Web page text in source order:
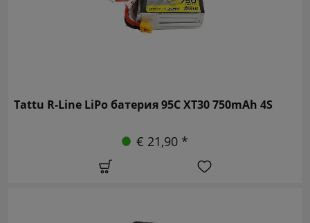
Tattu R-Line LiPo батерия 95C XT30 750mAh 4S
€ 21,90 *